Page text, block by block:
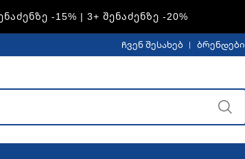
2 ᲨᲔᲜᲐᲫᲔᲜᲖᲔ -20% | 3+ ᲨᲔᲜᲐᲫᲔᲜᲖᲔ -30%
ჩვენ შესახებ ბრენდები